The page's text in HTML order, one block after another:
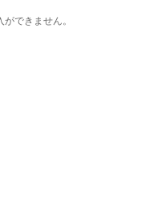
できません。